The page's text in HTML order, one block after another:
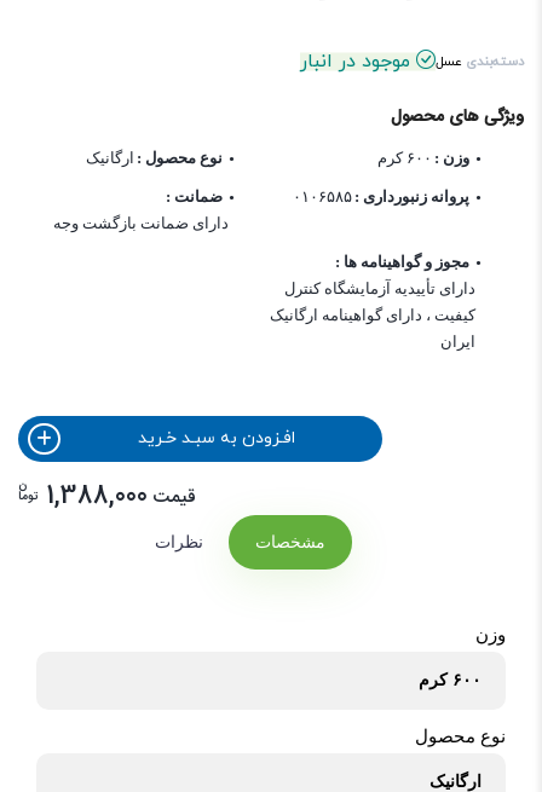
دسته‌بندی عسل موجود در انبار
ویژگی های محصول
وزن : ۶۰۰ کرم نوع محصول : ارگانیک
پروانه زنبورداری : ۰۱۰۶۵۸۵
ضمانت :
دارای ضمانت بازگشت وجه
مجوز و گواهینامه ها :
دارای تأییدیه آزمایشگاه کنترل
کیفیت ، دارای گواهینامه ارگانیک
ایران
افـزودن به سبـد خـرید
قیمت 1,388,000 توما
ن
مشخصات نظرات
وزن
۶۰۰ کرم
نوع محصول
ارگانیک